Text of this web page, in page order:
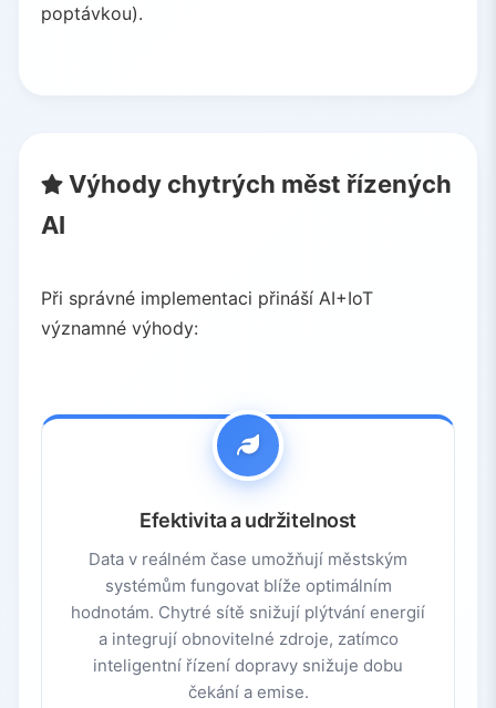
poptávkou).
Výhody chytrých měst řízených
AI
Při správné implementaci přináší AI+IoT
významné výhody:
Efektivita a udržitelnost
Data v reálném čase umožňují městským
systémům fungovat blíže optimálním
hodnotám. Chytré sítě snižují plýtvání energií
a integrují obnovitelné zdroje, zatímco
inteligentní řízení dopravy snižuje dobu
čekání a emise.